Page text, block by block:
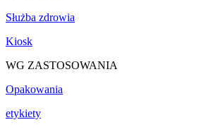
Służba zdrowia
Kiosk
WG ZASTOSOWANIA
Opakowania
etykiety